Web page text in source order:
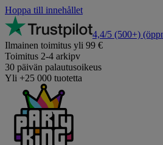
Hoppa till innehållet
4,4/5 (500+)
Ilmainen toimitus yli 99 €
Toimitus 2-4 arkipv
30 päivän palautusoikeus
Yli +25 000 tuotetta